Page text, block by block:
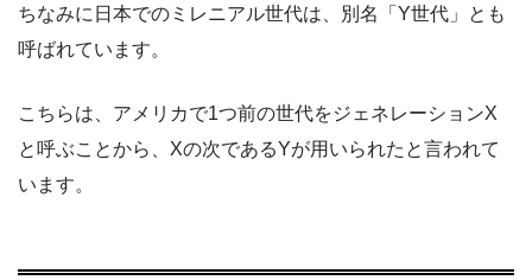
ちなみに日本でのミレニアル世代は、別名「Y世代」とも
呼ばれています。
こちらは、アメリカで1つ前の世代をジェネレーションX
と呼ぶことから、Xの次であるYが用いられたと言われて
います。